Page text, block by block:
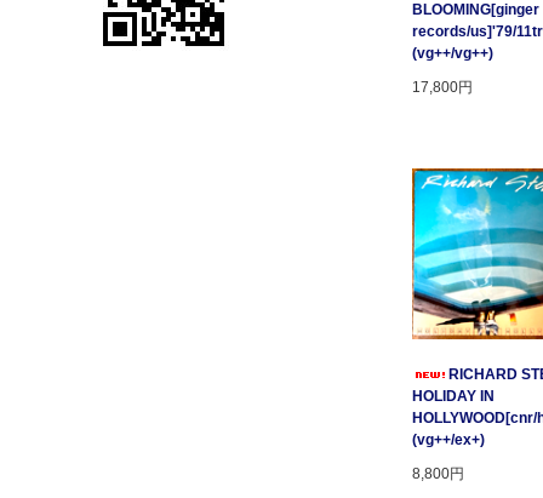
BLOOMING[ginger
records/us]'79/
(vg++/vg++)
17,800円
RICHARD
HOLIDAY IN
(vg++/ex+)
8,800円